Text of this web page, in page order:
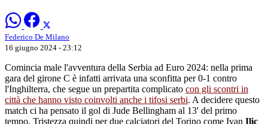
Federico De Milano
16 giugno 2024 - 23:12
Comincia male l'avventura della Serbia ad Euro 2024: nella prima
gara del girone C è infatti arrivata una sconfitta per 0-1 contro
l'Inghilterra, che segue un prepartita complicato con gli scontri in
città che hanno visto coinvolti anche i tifosi serbi. A decidere questo
match ci ha pensato il gol di Jude Bellingham al 13' del primo
tempo. Tristezza quindi per due calciatori del Torino come Ivan Ilic